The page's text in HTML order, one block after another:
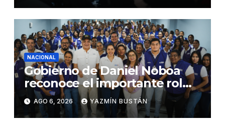
millones en financiamiento
NACIONAL
Gobierno de Daniel Noboa
reconoce el importante rol
que cumplen educadoras del
servicio Creciendo con
Nuestros Hijos en beneficio
AGO 6, 2026 YAZMÍN BUSTÁN